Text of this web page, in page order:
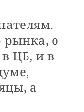
о
ЦБ, и в
а